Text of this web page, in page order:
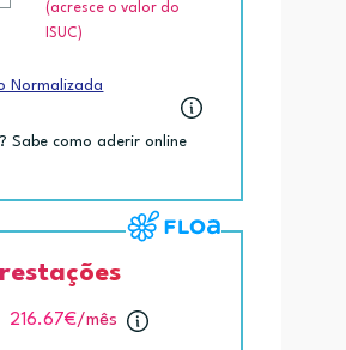
(acresce o valor do
ISUC)
Normalizada
Sabe como aderir online
216.67€/mês